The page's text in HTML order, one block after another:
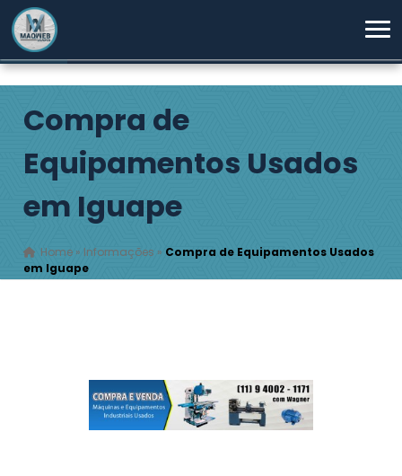
Compra de
Equipamentos Usados
em Iguape
Home » Informações » Compra de Equipamentos Usados
em Iguape